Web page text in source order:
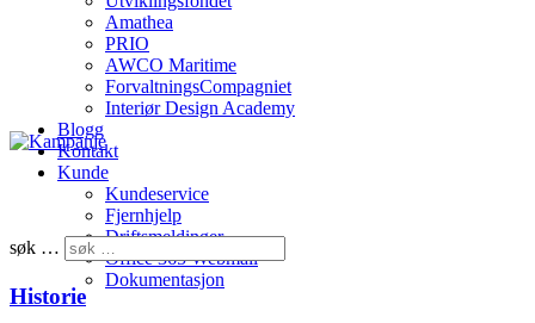
Amathea
PRIO
AWCO Maritime
ForvaltningsCompagniet
Interiør Design Academy
Blogg
Kontakt
Kunde
Kundeservice
Fjernhjelp
Driftsmeldinger
Office 365 Webmail
Dokumentasjon
søk …
Historie